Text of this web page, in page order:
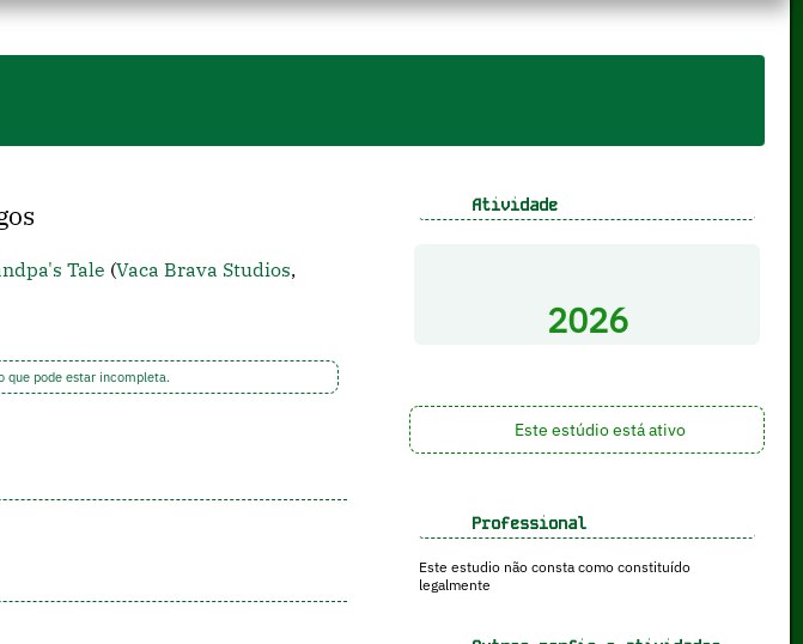
Tale (Vaca Brava Studios,
que pode estar incompleta.
Atividade
2026
Este estúdio está ativo
Professional
Este estudio não consta como constituído
legalmente